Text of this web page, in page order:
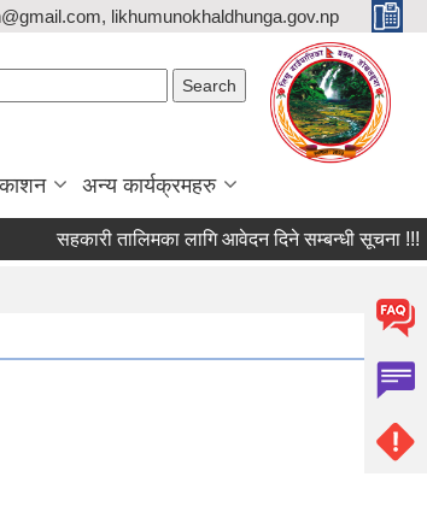
likhumunokhaldhunga.gov.np
अन्य कार्यक्रमहरु
सहकारी तालिमका लागि आवेदन दिने सम्बन्धी सूचना !!!